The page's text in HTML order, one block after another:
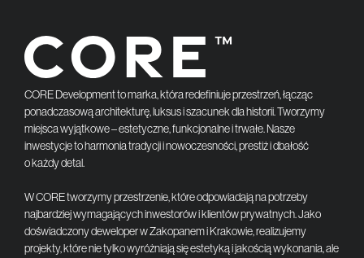
CORE Development to marka, która redefiniuje przestrzeń, łącząc
ponadczasową architekturę, luksus i szacunek dla historii. Tworzymy
miejsca wyjątkowe – estetyczne, funkcjonalne i trwałe. Nasze
inwestycje to harmonia tradycji i nowoczesności, prestiż i dbałość
o każdy detal.
W CORE tworzymy przestrzenie, które odpowiadają na potrzeby
najbardziej wymagających inwestorów i klientów prywatnych. Jako
doświadczony deweloper w Zakopanem i Krakowie, realizujemy
projekty, które nie tylko wyróżniają się estetyką i jakością wykonania, ale